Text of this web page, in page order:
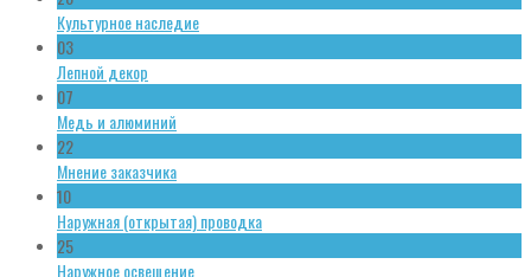
Культурное наследие
03
Лепной декор
07
Медь и алюминий
22
Мнение заказчика
10
Наружная (открытая) проводка
25
Наружное освещение